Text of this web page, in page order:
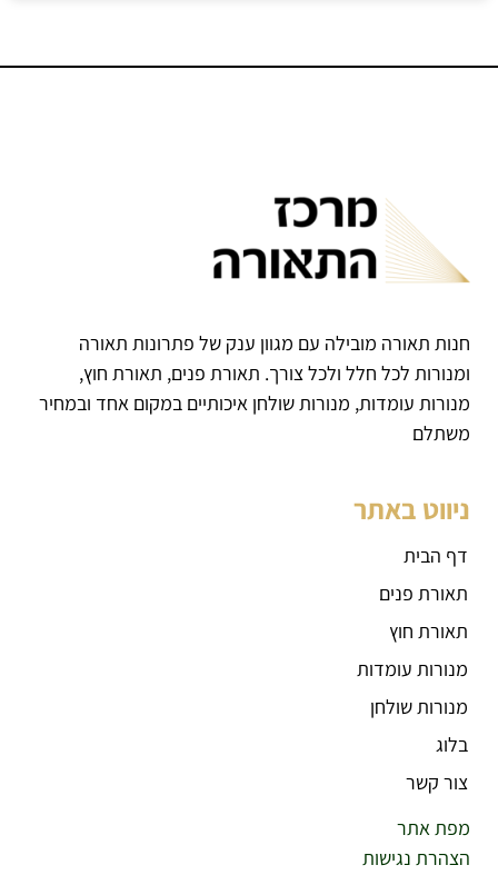
חנות תאורה מובילה עם מגוון ענק של פתרונות תאורה
ומנורות לכל חלל ולכל צורך. תאורת פנים, תאורת חוץ,
מנורות עומדות, מנורות שולחן איכותיים במקום אחד ובמחיר
משתלם
ניווט באתר
דף הבית
תאורת פנים
תאורת חוץ
מנורות עומדות
מנורות שולחן
בלוג
צור קשר
מפת אתר
הצהרת נגישות